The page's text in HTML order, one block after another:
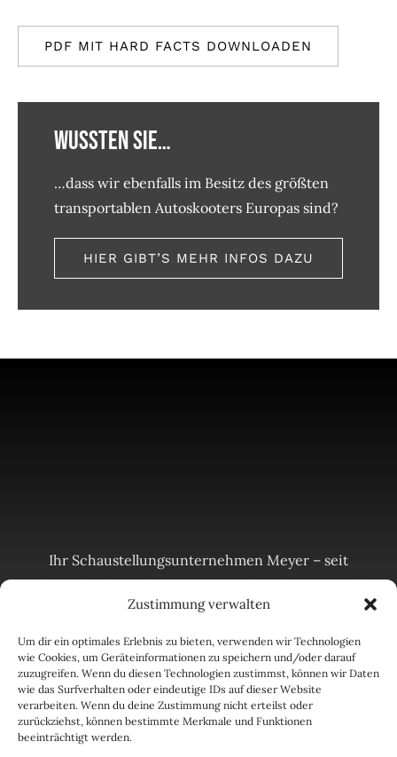
Zustimmung verwalten
Um dir ein optimales Erlebnis zu bieten, verwenden wir Technologien
wie Cookies, um Geräteinformationen zu speichern und/oder darauf
zuzugreifen. Wenn du diesen Technologien zustimmst, können wir Daten
wie das Surfverhalten oder eindeutige IDs auf dieser Website
verarbeiten. Wenn du deine Zustimmung nicht erteilst oder
zurückziehst, können bestimmte Merkmale und Funktionen
beeinträchtigt werden.
PDF MIT HARD FACTS DOWNLOADEN
Wussten Sie…
…dass wir ebenfalls im Besitz des größten
transportablen Autoskooters Europas sind?
HIER GIBT’S MEHR INFOS DAZU
Ihr Schaustellungsunternehmen Meyer – seit
über 150 Jahren bringen wir Spaß und Action auf
Volksfeste, Jahrmärkte und Events! Mit unseren
Attraktionen sorgen wir für unvergessliche
Erlebnisse für Groß und Klein. Wir stehen für
Tradition, Unterhaltung und Sicherheit – in
Neuwied und ganz Deutschland.